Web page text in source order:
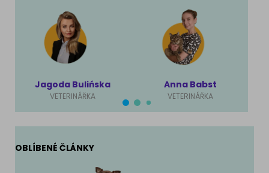
Jagoda Bulińska
VETERINÁŘKA
Anna Babst
VETERINÁŘKA
OBLÍBENÉ ČLÁNKY